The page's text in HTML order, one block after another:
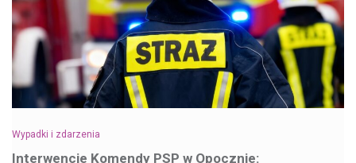
Wypadki i zdarzenia
Interwencje Komendy PSP w Opocznie: